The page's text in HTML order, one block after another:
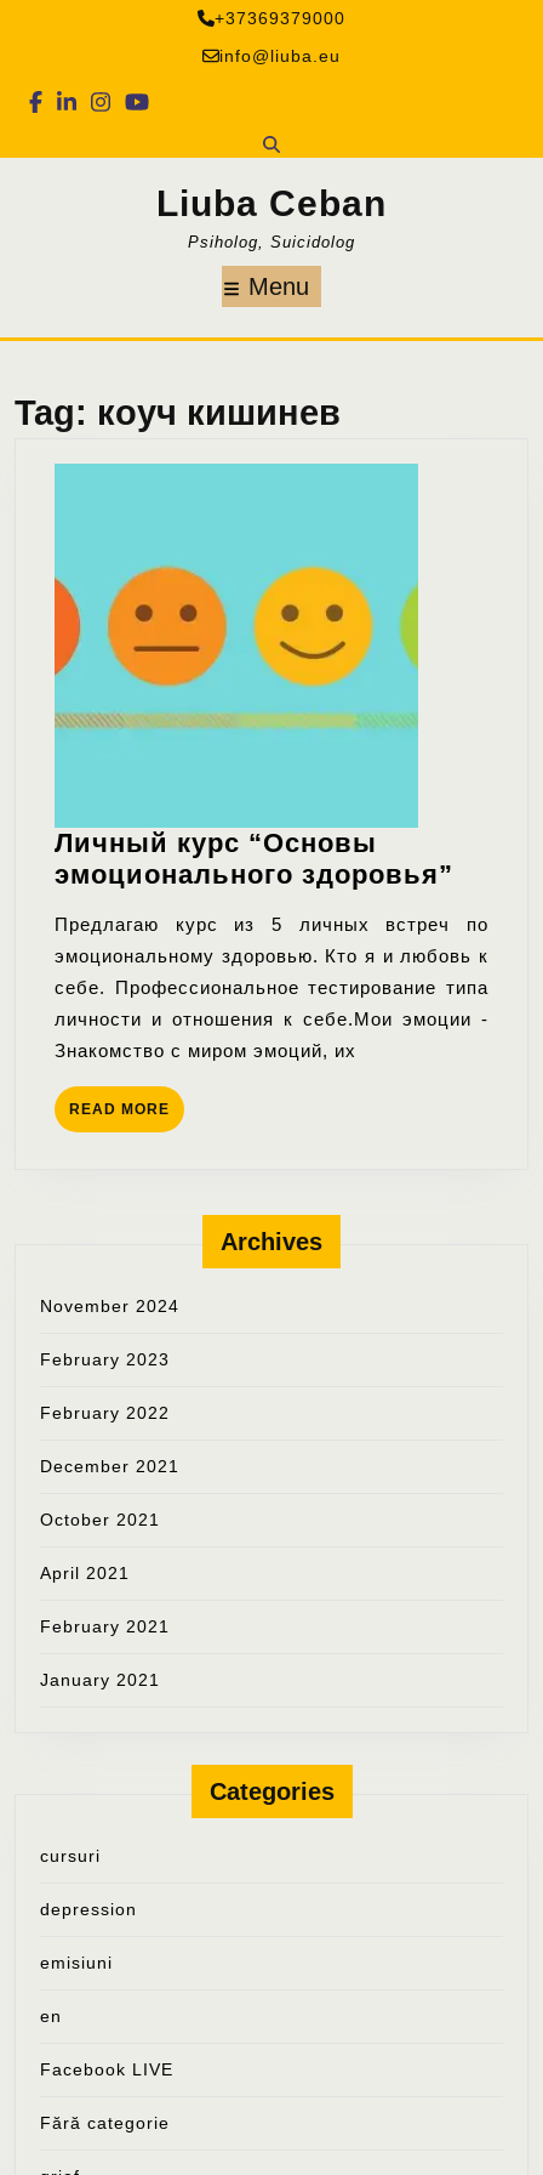
+37369379000
info@liuba.eu
Facebook
Linkedin
Instagram
Youtube
Liuba Ceban
Psiholog, Suicidolog
Menu
Tag: коуч кишинев
Личный курс “Основы
эмоционального здоровья”
Предлагаю курс из 5 личных встреч по
эмоциональному здоровью. Кто я и любовь к
себе. Профессиональное тестирование типа
личности и отношения к себе.Мои эмоции -
Знакомство с миром эмоций, их
READ MORE READ
MORE
Archives
November 2024
February 2023
February 2022
December 2021
October 2021
April 2021
February 2021
January 2021
Categories
cursuri
depression
emisiuni
en
Facebook LIVE
Fără categorie